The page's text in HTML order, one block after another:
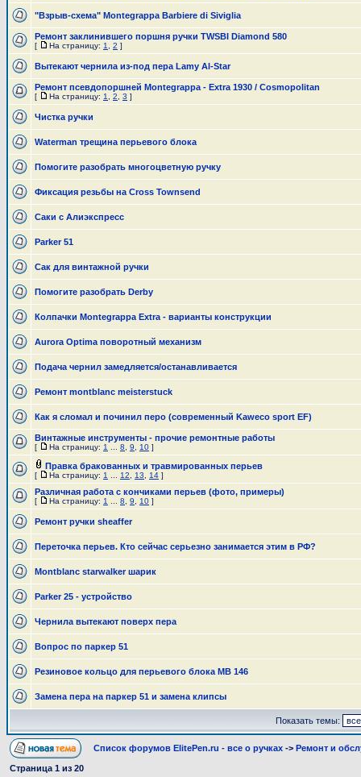
"Взрыв-схема" Montegrappa Barbiere di Siviglia
Ремонт заклинившего поршня ручки TWSBI Diamond 580
[ На страницу: 1 2 ]
Вытекают чернила из-под пера Lamy Al-Star
Ремонт псевдопоршней Montegrappa - Extra 1930 / Cosmopolitan
[ На страницу: 1 2 3 ]
Чистка ручки
Waterman трещина перьевого блока
Помогите разобрать многоцветную ручку
Фиксация резьбы на Cross Townsend
Саки с Алиэкспресс
Parker 51
Сак для винтажной ручки
Помогите разобрать Derby
Колпачки Montegrappa Extra - варианты конструкции
Aurora Optima поворотный механизм
Подача чернил замедляется/останавливается
Ремонт montblanc meisterstuck
Как я сломал и починил перо (современный Kaweco sport EF)
Винтажные инструменты - прочие ремонтные работы
[ На страницу: 1 8 9 10 ]
Правка бракованных и травмированных перьев
[ На страницу: 1 12 13 14 ]
Различная работа с кончиками перьев (фото, примеры)
[ На страницу: 1 8 9 10 ]
Ремонт ручки sheaffer
Переточка перьев. Кто сейчас серьезно занимается этим в РФ?
Montblanc starwalker шарик
Parker 25 - устройство
Чернила вытекают поверх пера
Вопрос по паркер 51
Резиновое кольцо для перьевого блока MB 146
Замена пера на паркер 51 и замена клипсы
Показать темы:
Список форумов ElitePen.ru - все о ручках -> Ремонт и
Страница 1 из 20